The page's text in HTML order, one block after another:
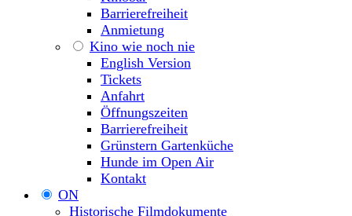
Barrierefreiheit
Anmietung
Kino wie noch nie
English Version
Tickets
Anfahrt
Öffnungszeiten
Barrierefreiheit
Grünstern Gartenküche
Hunde im Open Air
Kontakt
ON
Historische Filmdokumente